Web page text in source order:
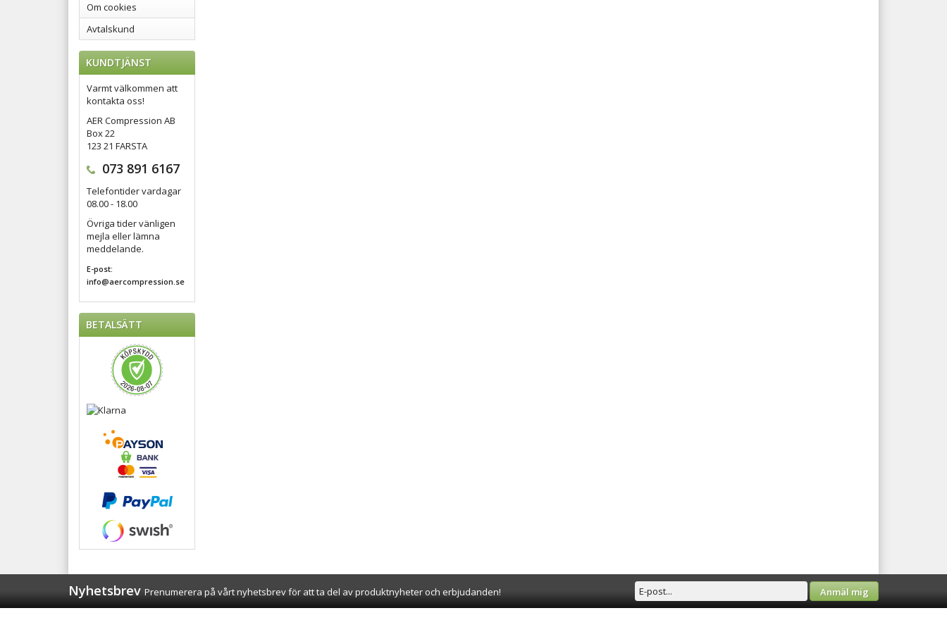
Om cookies
Avtalskund
KUNDTJÄNST
Varmt välkommen att
kontakta oss!
AER Compression AB
Box 22
123 21 FARSTA
073 891 6167
Telefontider vardagar
08.00 - 18.00
Övriga tider vänligen
mejla eller lämna
meddelande.
E-post:
info@aercompression.se
BETALSÄTT
Nyhetsbrev Prenumerera på vårt nyhetsbrev för att ta del av produktnyheter och erbjudanden! Anmäl mig